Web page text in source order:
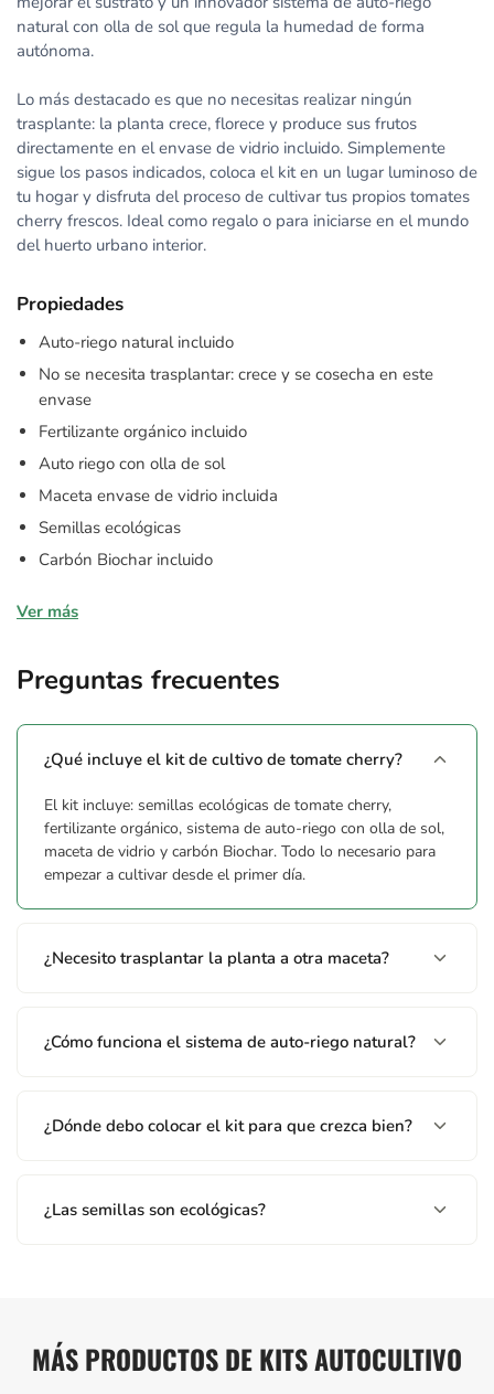
natural con olla de sol que regula la humedad de forma
autónoma.
Lo más destacado es que no necesitas realizar ningún
trasplante: la planta crece, florece y produce sus frutos
directamente en el envase de vidrio incluido. Simplemente
sigue los pasos indicados, coloca el kit en un lugar luminoso de
tu hogar y disfruta del proceso de cultivar tus propios tomates
cherry frescos. Ideal como regalo o para iniciarse en el mundo
del huerto urbano interior.
Propiedades
Auto-riego natural incluido
No se necesita trasplantar: crece y se cosecha en este
envase
Fertilizante orgánico incluido
Auto riego con olla de sol
Maceta envase de vidrio incluida
Semillas ecológicas
Carbón Biochar incluido
Composición
Ver más
Preguntas frecuentes
¿Qué incluye el kit de cultivo de tomate cherry?
El kit incluye: semillas ecológicas de tomate cherry,
fertilizante orgánico, sistema de auto-riego con olla de sol,
maceta de vidrio y carbón Biochar. Todo lo necesario para
empezar a cultivar desde el primer día.
¿Necesito trasplantar la planta a otra maceta?
¿Cómo funciona el sistema de auto-riego natural?
¿Dónde debo colocar el kit para que crezca bien?
¿Las semillas son ecológicas?
MÁS PRODUCTOS DE KITS AUTOCULTIVO